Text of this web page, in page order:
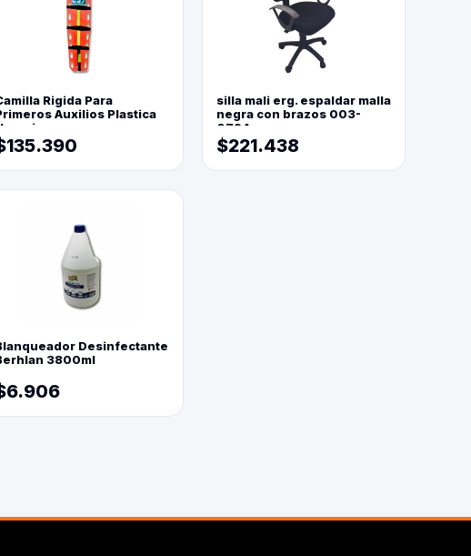
Rigida Para
Auxilios Plastica
silla mali erg. espaldar malla
negra con brazos 003-
0794
$221.438
Desinfectante
3800ml